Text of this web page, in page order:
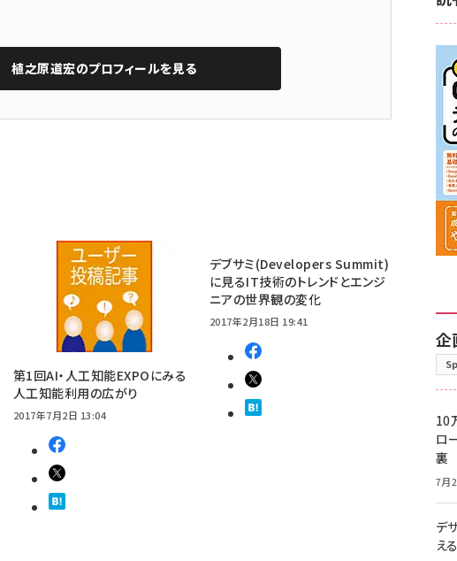
植之原道宏のプロフィールを見る
第1回AI・人工知能EXPOにみる
人工知能利用の広がり
2017年7月2日 13:04
デブサミ(Developers Summit)
に見るIT技術のトレンドとエンジ
ニアの世界観の変化
2017年2月18日 19:41
企
10
ロ
裏
7月
デ
え